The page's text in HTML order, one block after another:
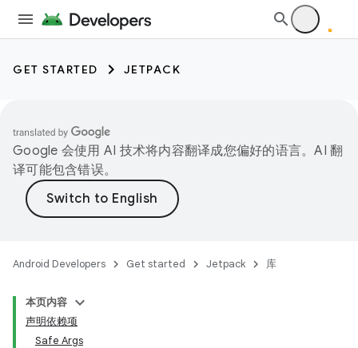
GET STARTED JETPACK
Google 会使用 AI 技术将内容翻译成您偏好的语言。AI 翻
译可能包含错误。
Android Developers Get started Jetpack 库
本页内容
声明依赖项
Safe Args